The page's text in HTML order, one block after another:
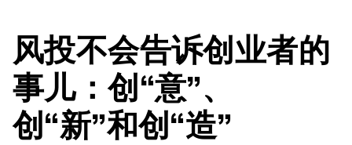
风投不会告诉创业者的
事儿：创“意”、
创“新”和创“造”